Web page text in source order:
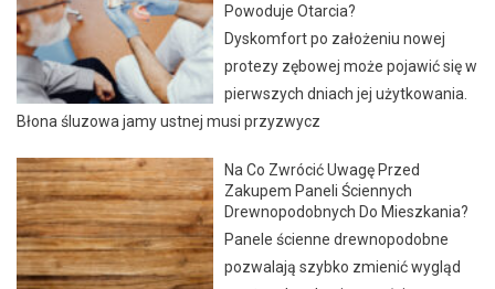
Powoduje Otarcia?
Dyskomfort po założeniu nowej
protezy zębowej może pojawić się w
pierwszych dniach jej użytkowania.
Błona śluzowa jamy ustnej musi przyzwycz
Na Co Zwrócić Uwagę Przed
Zakupem Paneli Ściennych
Drewnopodobnych Do Mieszkania?
Panele ścienne drewnopodobne
pozwalają szybko zmienić wygląd